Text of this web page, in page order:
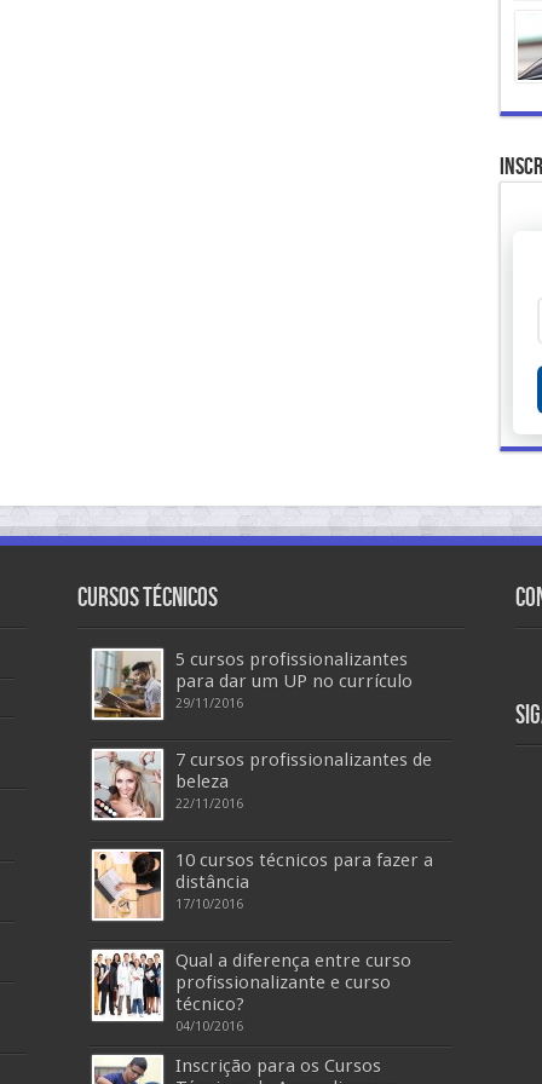
Cursos Técnicos
5 cursos profissionalizantes
para dar um UP no currículo
29/11/2016
7 cursos profissionalizantes de
beleza
22/11/2016
10 cursos técnicos para fazer a
distância
17/10/2016
Qual a diferença entre curso
profissionalizante e curso
técnico?
04/10/2016
Inscrição para os Cursos